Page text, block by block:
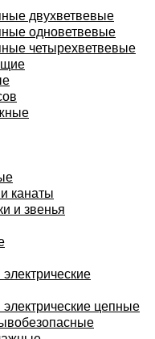
двухветвевые
одноветвевые
четырехветвевые
канаты
и звенья
цепные